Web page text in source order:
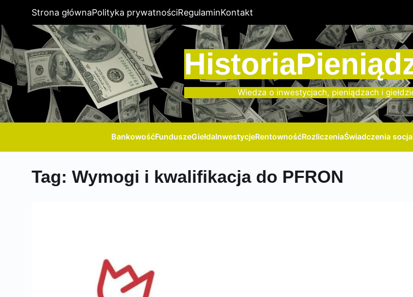
Strona głównaPolityka prywatnościRegulaminKontakt
Wiedza o inwestycjach, pieniądzach i
BankowośćFunduszeGiełdaInwestycjeRentownośćRozliczeniaŚwiadczenia
Tag: Wymogi i kwalifikacja do PFRON